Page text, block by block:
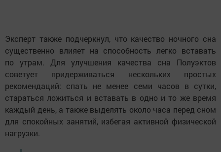
Эксперт также подчеркнул, что качество ночного сна
существенно влияет на способность легко вставать
по утрам. Для улучшения качества сна Полуэктов
советует придерживаться нескольких простых
рекомендаций: спать не менее семи часов в сутки,
стараться ложиться и вставать в одно и то же время
каждый день, а также выделять около часа перед сном
для спокойных занятий, избегая активной физической
нагрузки.